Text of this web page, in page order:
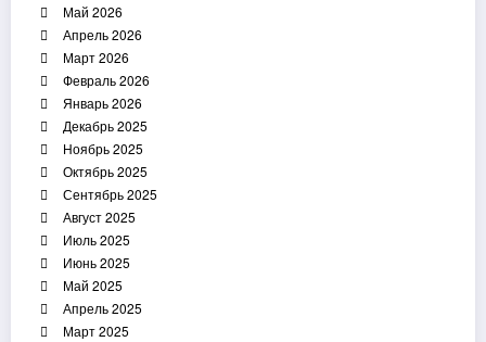
Май 2026
Апрель 2026
Март 2026
Февраль 2026
Январь 2026
Декабрь 2025
Ноябрь 2025
Октябрь 2025
Сентябрь 2025
Август 2025
Июль 2025
Июнь 2025
Май 2025
Апрель 2025
Март 2025